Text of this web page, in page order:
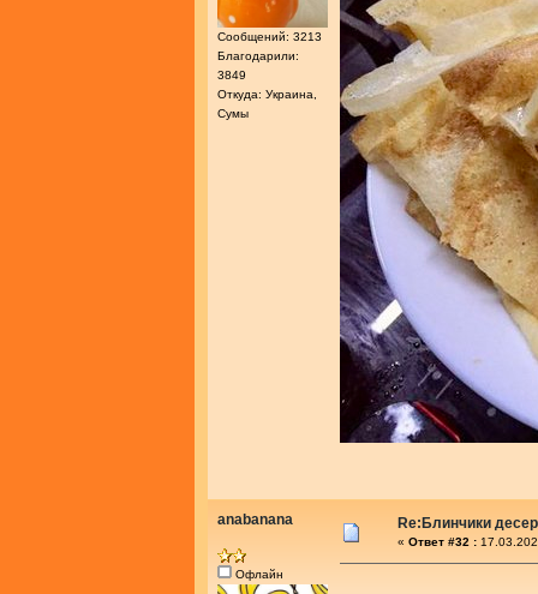
Сообщений: 3213
Благодарили:
3849
Откуда: Украина,
Сумы
anabanana
Офлайн
Re:Блинчики
« Ответ #32 :